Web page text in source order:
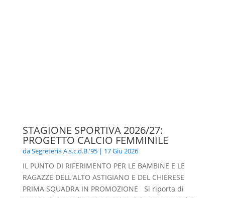
STAGIONE SPORTIVA 2026/27:
PROGETTO CALCIO FEMMINILE
daSegreteria A.s.c.d.B.'95| 17 Giu 2026
IL PUNTO DI RIFERIMENTO PER LE BAMBINE E LE
RAGAZZE DELL'ALTO ASTIGIANO E DEL CHIERESE
PRIMA SQUADRA IN PROMOZIONE Si riporta di